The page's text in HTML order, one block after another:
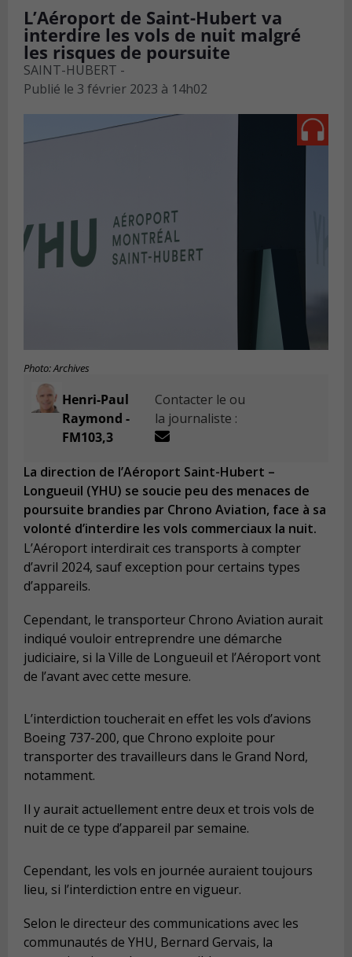
L’Aéroport de Saint-Hubert va
interdire les vols de nuit malgré
les risques de poursuite
SAINT-HUBERT -
Publié le 3 février 2023 à 14h02
Photo: Archives
Henri-Paul
Raymond -
FM103,3
Contacter le ou
la journaliste :
La direction de l’Aéroport Saint-Hubert –
Longueuil (YHU) se soucie peu des menaces de
poursuite brandies par Chrono Aviation, face à sa
volonté d’interdire les vols commerciaux la nuit.
L’Aéroport interdirait ces transports à compter
d’avril 2024, sauf exception pour certains types
d’appareils.
Cependant, le transporteur Chrono Aviation aurait
indiqué vouloir entreprendre une démarche
judiciaire, si la Ville de Longueuil et l’Aéroport vont
de l’avant avec cette mesure.
L’interdiction toucherait en effet les vols d’avions
Boeing 737-200, que Chrono exploite pour
transporter des travailleurs dans le Grand Nord,
notamment.
Il y aurait actuellement entre deux et trois vols de
nuit de ce type d’appareil par semaine.
Cependant, les vols en journée auraient toujours
lieu, si l’interdiction entre en vigueur.
Selon le directeur des communications avec les
communautés de YHU, Bernard Gervais, la